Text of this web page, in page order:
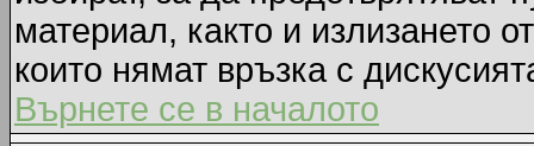
материал, както и излизането
които нямат връзка с
Върнете се в началото